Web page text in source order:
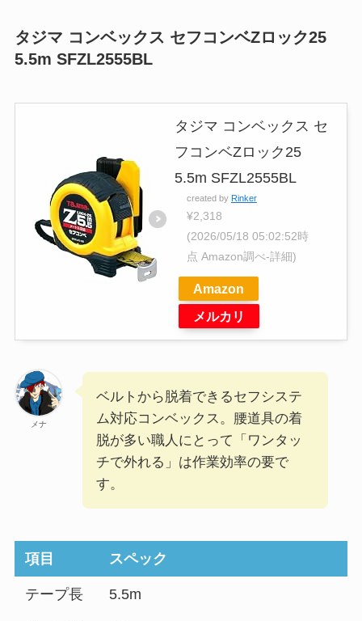
タジマ コンベックス セフコンベZロック25
5.5m SFZL2555BL
タジマ コンベックス セ
フコンベZロック25
5.5m SFZL2555BL
created by Rinker
¥2,318
(2026/05/18 05:02:52時
点 Amazon調べ-詳細)
Amazon
メルカリ
メナ
ベルトから脱着できるセフシステ
ム対応コンベックス。腰道具の着
脱が多い職人にとって「ワンタッ
チで外れる」は作業効率の要で
す。
項目 スペック
テープ長 5.5m